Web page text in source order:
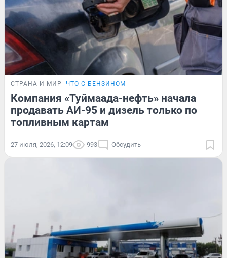
СТРАНА И МИР ЧТО С БЕНЗИНОМ
Компания «Туймаада-нефть» начала
продавать АИ-95 и дизель только по
топливным картам
27 июля, 2026, 12:09 993 Обсудить